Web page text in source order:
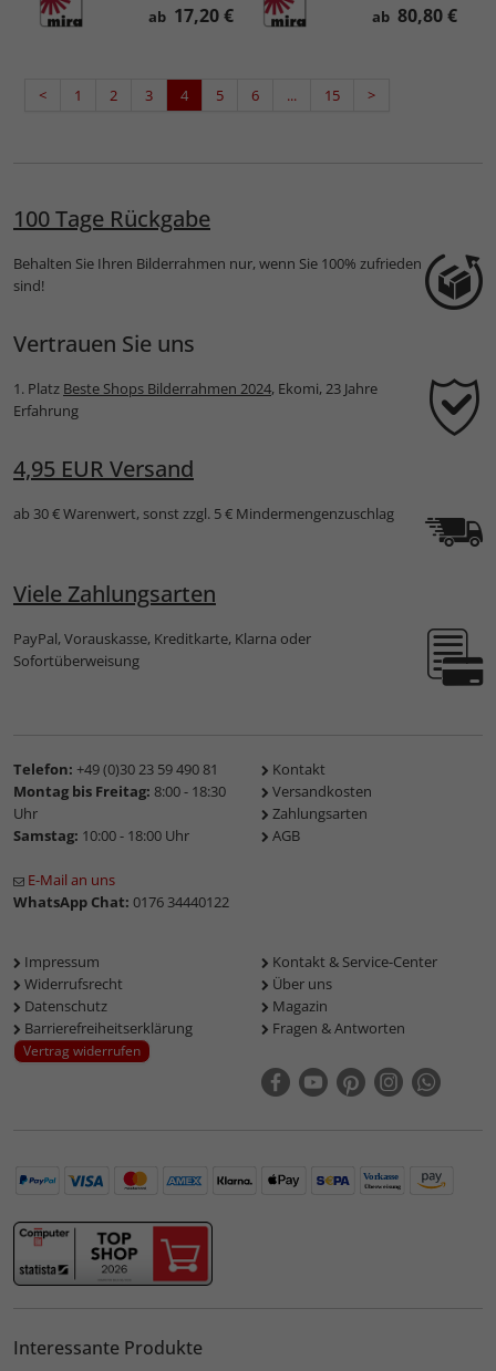
ab 17,20 € ab 80,80 €
< 1 2 3 4 5 6 ... 15 >
100 Tage Rückgabe
Behalten Sie Ihren Bilderrahmen nur, wenn Sie 100% zufrieden
sind!
Vertrauen Sie uns
1. Platz Beste Shops Bilderrahmen 2024, Ekomi, 23 Jahre
Erfahrung
4,95 EUR Versand
ab 30 € Warenwert, sonst zzgl. 5 € Mindermengenzuschlag
Viele Zahlungsarten
PayPal, Vorauskasse, Kreditkarte, Klarna oder
Sofortüberweisung
Telefon: +49 (0)30 23 59 490 81
Montag bis Freitag: 8:00 - 18:30
Uhr
Samstag: 10:00 - 18:00 Uhr
E-Mail an uns
WhatsApp Chat: 0176 34440122
Kontakt
Versandkosten
Zahlungsarten
AGB
Impressum
Widerrufsrecht
Datenschutz
Barrierefreiheitserklärung
Vertrag widerrufen
Kontakt & Service-Center
Über uns
Magazin
Fragen & Antworten
Interessante Produkte